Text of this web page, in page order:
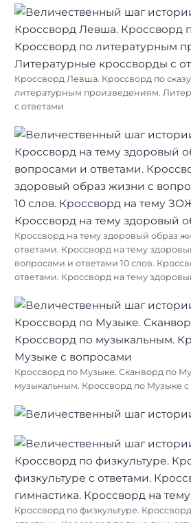
Кроссворд Левша. Кроссворд по
литературным произведениям.
с ответами
Кроссворд на тему здоровый образ
ответами. Кроссворд на тему
вопросами и ответами 10 слов.
ответами. Кроссворд на тему
Кроссворд по Музыке. Сканворд по
музыкальным. Кроссворд по Музыке
Кроссворд по физкультуре.
Найти: